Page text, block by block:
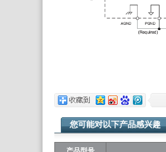
您可能对以下产品感兴趣